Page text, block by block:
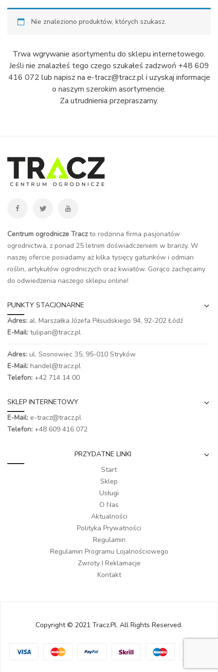
Nie znaleziono produktów, których szukasz.
Trwa wgrywanie asortymentu do sklepu internetowego.
Jeśli nie znalazłeś tego czego szukałeś zadzwoń +48 609
416 072 lub napisz na e-tracz@tracz.pl i uzyskaj informacje
o naszym szerokim asortymencie.
Za utrudnienia przepraszamy.
Centrum ogrodnicze Traczto rodzinna firma pasjonatów
ogrodnictwa, z ponad 25 letnim doświadczeniem w branży. W
naszej ofercie posiadamy aż kilka tysięcy gatunków i odmian
roślin, artykułów ogrodniczych oraz kwiatów. Gorąco zachęcamy
do odwiedzenia naszego sklepu online!
PUNKTY STACJONARNE
Adres: al. Marszałka Józefa Piłsudskiego 94, 92-202 Łódź
E-Mail: tulipan@tracz.pl
Adres: ul. Sosnowiec 35, 95-010 Stryków
E-Mail: handel@tracz.pl
Telefon: +42 714 14 00
SKLEP INTERNETOWY
E-Mail: e-tracz@tracz.pl
Telefon: +48 609 416 072
PRZYDATNE LINKI
Start
Sklep
Usługi
O Nas
Aktualności
Polityka Prywatności
Regulamin
Regulamin Programu Lojalnościowego
Zwroty I Reklamacje
Kontakt
Copyright © 2021 Tracz.pl. All Rights Reserved.